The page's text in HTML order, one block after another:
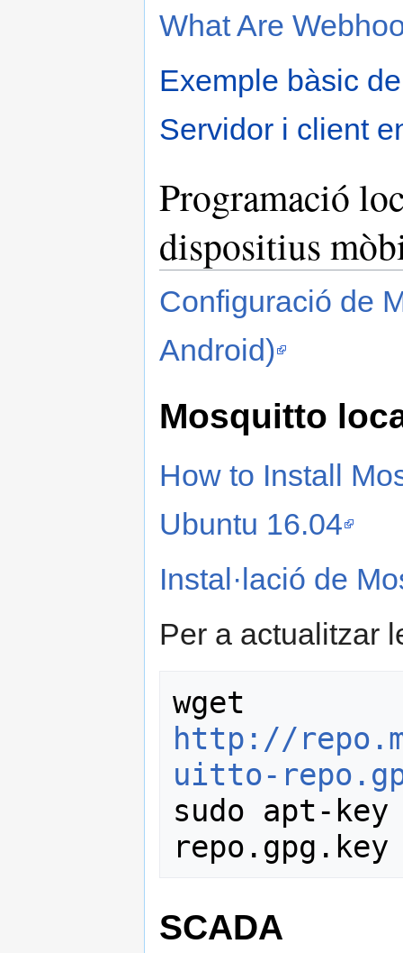
What Are
Exemple bàsic
Servidor i client
Programació
dispositius
Configuració de
Android)
Mosquitto
How to Install
Ubuntu 16.04
Instal·lació de
Per a actualitzar
http://
uitto-
sudo apt-
SCADA